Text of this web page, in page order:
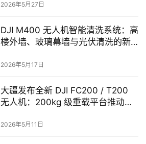
2026年5月27日
DJI M400 无人机智能清洗系统：高
楼外墙、玻璃幕墙与光伏清洗的新
2026年5月17日
大疆发布全新 DJI FC200 / T200
无人机：200kg 级重载平台推动低
2026年5月11日